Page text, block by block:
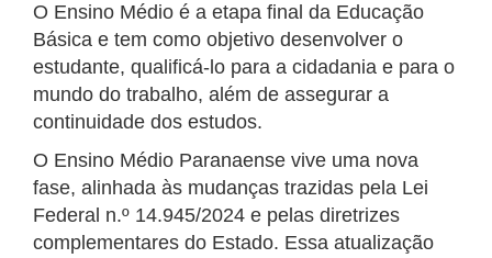
O Ensino Médio é a etapa final da Educação
Básica e tem como objetivo desenvolver o
estudante, qualificá-lo para a cidadania e para o
mundo do trabalho, além de assegurar a
continuidade dos estudos.
O Ensino Médio Paranaense vive uma nova
fase, alinhada às mudanças trazidas pela Lei
Federal n.º 14.945/2024 e pelas diretrizes
complementares do Estado. Essa atualização